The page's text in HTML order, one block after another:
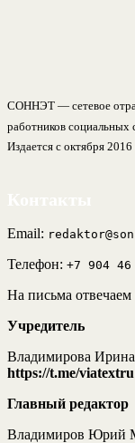
СОННЭТ — сетевое
работников
Издается с октября 2016
Email:
Телефон: +7 904
На письма
Учредитель
Владимирова
https://t.me/viatextru
Главный редактор
Владимиров Юрий